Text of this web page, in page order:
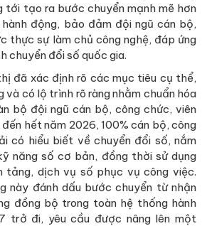
tới tạo ra bước chuyển mạnh mẽ hơn
động, bảo đảm đội ngũ cán bộ,
thực sự làm chủ công nghệ, đáp ứng
chuyển đổi số quốc gia.
đã xác định rõ các mục tiêu cụ thể,
và có lộ trình rõ ràng nhằm chuẩn hóa
bộ đội ngũ cán bộ, công chức, viên
hết năm 2026, 100% cán bộ, công
có hiểu biết về chuyển đổi số, nắm
năng số cơ bản, đồng thời sử dụng
tảng, dịch vụ số phục vụ công việc.
này đánh dấu bước chuyển từ nhận
đồng bộ trong toàn hệ thống hành
trở đi, yêu cầu được nâng lên một